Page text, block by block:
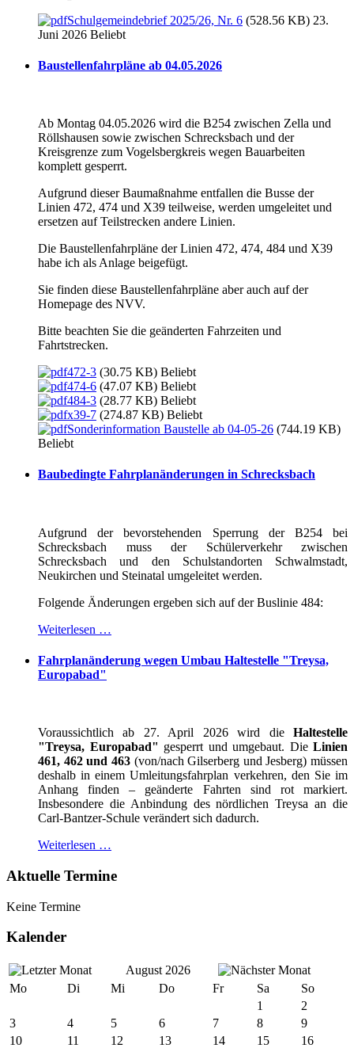
Schulgemeindebrief 2025/26, Nr. 6 (528.56 KB) 23.
Juni 2026 Beliebt
Baustellenfahrpläne ab 04.05.2026
Ab Montag 04.05.2026 wird die B254 zwischen Zella und
Röllshausen sowie zwischen Schrecksbach und der
Kreisgrenze zum Vogelsbergkreis wegen Bauarbeiten
komplett gesperrt.
Aufgrund dieser Baumaßnahme entfallen die Busse der
Linien 472, 474 und X39 teilweise, werden umgeleitet und
ersetzen auf Teilstrecken andere Linien.
Die Baustellenfahrpläne der Linien 472, 474, 484 und X39
habe ich als Anlage beigefügt.
Sie finden diese Baustellenfahrpläne aber auch auf der
Homepage des NVV.
Bitte beachten Sie die geänderten Fahrzeiten und
Fahrtstrecken.
472-3 (30.75 KB) Beliebt
474-6 (47.07 KB) Beliebt
484-3 (28.77 KB) Beliebt
x39-7 (274.87 KB) Beliebt
Sonderinformation Baustelle ab 04-05-26 (744.19 KB)
Beliebt
Baubedingte Fahrplanänderungen in Schrecksbach
Aufgrund der bevorstehenden Sperrung der B254 bei
Schrecksbach muss der Schülerverkehr zwischen
Schrecksbach und den Schulstandorten Schwalmstadt,
Neukirchen und Steinatal umgeleitet werden.
Folgende Änderungen ergeben sich auf der Buslinie 484:
Weiterlesen …
Fahrplanänderung wegen Umbau Haltestelle "Treysa,
Europabad"
Voraussichtlich ab 27. April 2026 wird die Haltestelle
"Treysa, Europabad" gesperrt und umgebaut. DieLinien
461, 462 und 463(von/nach Gilserberg und Jesberg) müssen
deshalb in einem Umleitungsfahrplan verkehren, den Sie im
Anhang finden – geänderte Fahrten sind rot markiert.
Insbesondere die Anbindung des nördlichen Treysa an die
Carl-Bantzer-Schule verändert sich dadurch.
Weiterlesen …
Aktuelle Termine
Keine Termine
Kalender
August 2026
Mo
Di Mi Do Fr Sa
So
1
2
3
4 5 6 7 8
9
10
11 12 13 14 15 16